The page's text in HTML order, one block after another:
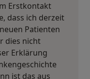
Erstkontakt
dass ich derzeit
Patienten
dies nicht
Erklärung
ist das aus